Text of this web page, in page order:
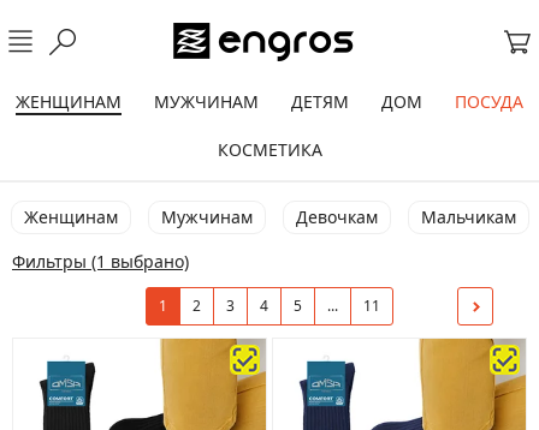
ЖЕНЩИНАМ МУЖЧИНАМ ДЕТЯМ ДОМ ПОСУДА
КОСМЕТИКА
Женщинам Мужчинам Девочкам
Мальчикам
Фильтры (1 выбрано)
1 2 3 4 5 ... 11